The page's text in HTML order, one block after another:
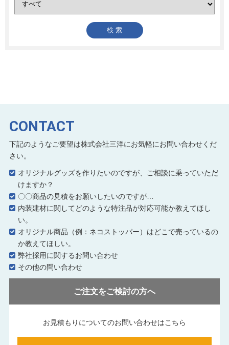
CONTACT
下記のようなご要望は株式会社三洋にお気軽にお問い合わせくだ
さい。
オリジナルグッズを作りたいのですが、ご相談に乗っていただ
けますか？
〇〇商品の見積をお願いしたいのですが…
内装建材に関してどのような特注品が対応可能か教えてほし
い。
オリジナル商品（例：ネコストッパー）はどこで売っているの
か教えてほしい。
弊社採用に関するお問い合わせ
その他の問い合わせ
ご注文をご検討の方へ
お見積もりについてのお問い合わせはこちら